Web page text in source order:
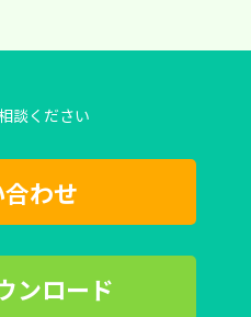
談ください
わせ
ンロード